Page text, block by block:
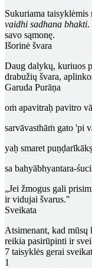
Sukuriama
vaidhi sadhana bhakti.
savo sąmonę.
Išorinė švara
Daug dalykų, kuriuos
drabužių švara,
Garuda Purāṇa
oṁ apavitraḥ pavitro vā
sarvāvasthāṁ gato 'pi
yaḥ smaret
sa bahyābhyantara-
„Jei žmogus gali
ir vidujai švarus."
Sveikata
Atsimenant, kad mūsų
reikia pasirūpinti ir
7 taisyklės gerai
1